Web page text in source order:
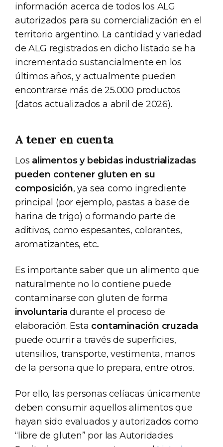
información acerca de todos los ALG
autorizados para su comercialización en el
territorio argentino. La cantidad y variedad
de ALG registrados en dicho listado se ha
incrementado sustancialmente en los
últimos años, y actualmente pueden
encontrarse más de 25.000 productos
(datos actualizados a abril de 2026).
A tener en cuenta
Los alimentos y bebidas industrializadas
pueden contener gluten en su
composición, ya sea como ingrediente
principal (por ejemplo, pastas a base de
harina de trigo) o formando parte de
aditivos, como espesantes, colorantes,
aromatizantes, etc..
Es importante saber que un alimento que
naturalmente no lo contiene puede
contaminarse con gluten de forma
involuntaria durante el proceso de
elaboración. Esta contaminación cruzada
puede ocurrir a través de superficies,
utensilios, transporte, vestimenta, manos
de la persona que lo prepara, entre otros.
Por ello, las personas celíacas únicamente
deben consumir aquellos alimentos que
hayan sido evaluados y autorizados como
“libre de gluten” por las Autoridades